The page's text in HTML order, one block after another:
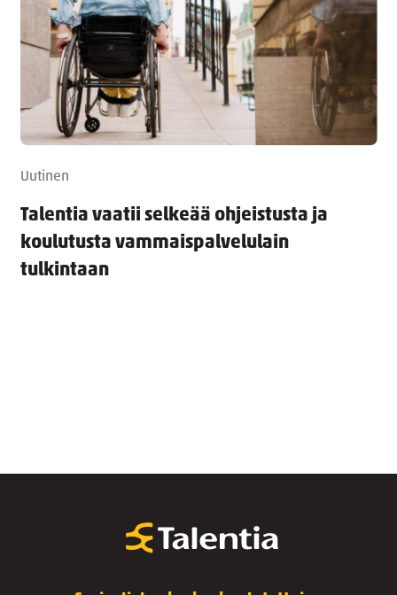
Uutinen
Talentia vaatii selkeää ohjeistusta ja
koulutusta vammaispalvelulain
tulkintaan